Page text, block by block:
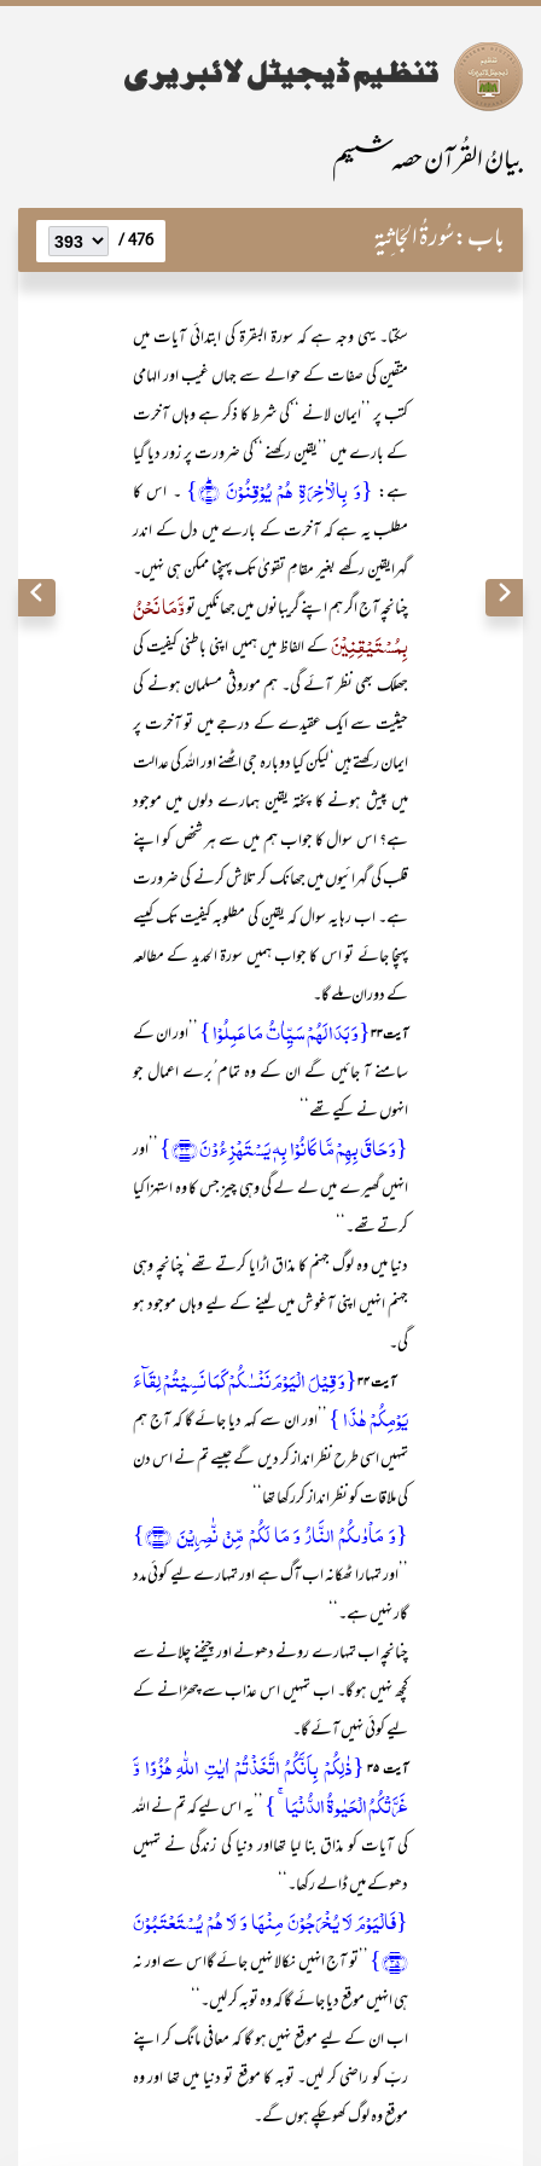
بیانُ القُرآن حصہ ششم
باب:سُورۃُ الجَاثِیۃ 476 /
سکتا۔ یہی وجہ ہے کہ سورۃ البقرۃ کی ابتدائی آیات میں
متقین کی صفات کے حوالے سے جہاں غیب اور الہامی
کتب پر ’’ایمان لانے ‘‘کی شرط کا ذکر ہے وہاں آخرت
کے بارے میں ’’یقین رکھنے ‘‘کی ضرورت پر زور دیا گیا
ہے: {وَ بِالۡاٰخِرَۃِ ہُمۡ یُوۡقِنُوۡنَ ؕ﴿۴﴾}
۔ اس کا
مطلب یہ ہے کہ آخرت کے بارے میں دل کے اندر
گہرایقین رکھے بغیر مقامِ تقویٰ تک پہنچنا ممکن ہی نہیں۔
چنانچہ آج اگر ہم اپنے گریبانوں میں جھانکیں تووَّمَا نَحْنُ
بِمُسْتَیْقِنِیْنَکے الفاظ میں ہمیں اپنی باطنی کیفیت کی
جھلک بھی نظر آئے گی۔ ہم موروثی مسلمان ہونے کی
حیثیت سے ایک عقیدے کے درجے میں تو آخرت پر
ایمان رکھتے ہیں‘ لیکن کیا دوبارہ جی اٹھنے اور اللہ کی عدالت
میں پیش ہونے کا پختہ یقین ہمارے دلوں میں موجود
ہے؟ اس سوال کا جواب ہم میں سے ہر شخص کو اپنے
قلب کی گہرائیوں میں جھانک کر تلاش کرنے کی ضرورت
ہے۔ اب رہا یہ سوال کہ یقین کی مطلوبہ کیفیت تک کیسے
پہنچا جائے تو اس کا جواب ہمیں سورۃ الحدید کے مطالعہ
کے دوران ملے گا۔
آیت ۳۳ {وَ بَدَا لَہُمۡ سَیِّاٰتُ مَا عَمِلُوۡا } ’’اور ان کے
سامنے آ جائیں گے ان کے وہ تمام ُبرے اعمال جو
انہوں نے کیے تھے‘‘
{وَ حَاقَ بِہِمۡ مَّا کَانُوۡا بِہٖ یَسۡتَہۡزِءُوۡنَ ﴿۳۳﴾}
’’اور
انہیں گھیرے میں لے لے گی وہی چیز جس کا وہ استہزا کیا
کرتے تھے۔‘‘
دنیا میں وہ لوگ جہنم کا مذاق اڑایا کرتے تھے‘ چنانچہ وہی
جہنم انہیں اپنی آغوش میں لینے کے لیے وہاں موجود ہو
گی۔
آیت ۳۴ {وَ قِیۡلَ الۡیَوۡمَ نَنۡسٰکُمۡ کَمَا نَسِیۡتُمۡ لِقَآءَ
یَوۡمِکُمۡ ہٰذَا } ’’اور ان سے کہہ دیا جائے گا کہ آج ہم
تمہیں اسی طرح نظر انداز کر دیں گے جیسے تم نے اس دن
کی ملاقات کو نظر انداز کررکھا تھا‘‘
{وَ مَاۡوٰىکُمُ النَّارُ وَ مَا لَکُمۡ مِّنۡ نّٰصِرِیۡنَ ﴿۳۴﴾}
’’اور تمہارا ٹھکانہ اب آگ ہے اور تمہارے لیے کوئی مدد
گار نہیں ہے۔‘‘
چنانچہ اب تمہارے رونے دھونے اور چیخنے چلانے سے
کچھ نہیں ہو گا۔ اب تمہیں اس عذاب سے چھڑانے کے
لیے کوئی نہیں آئے گا۔
آیت ۳۵
{ذٰلِکُمۡ بِاَنَّکُمُ اتَّخَذۡتُمۡ اٰیٰتِ اللّٰہِ ہُزُوًا وَّ
غَرَّتۡکُمُ الۡحَیٰوۃُ الدُّنۡیَا ۚ } ’’یہ اس لیے کہ تم نے اللہ
کی آیات کو مذاق بنا لیا تھااور دنیا کی زندگی نے تمہیں
دھوکے میں ڈالے رکھا۔‘‘
{فَالۡیَوۡمَ لَا یُخۡرَجُوۡنَ مِنۡہَا وَ لَا ہُمۡ یُسۡتَعۡتَبُوۡنَ
﴿۳۵﴾}
’’تو آج انہیں نکالا نہیں جائے گااس سے اور نہ
ہی انہیں موقع دیا جائے گا کہ وہ توبہ کر لیں۔‘‘
اب ان کے لیے موقع نہیں ہو گا کہ معافی مانگ کر اپنے
ربّ کو راضی کر لیں۔ توبہ کا موقع تو دنیا میں تھا اور وہ
موقع وہ لوگ کھو چکے ہوں گے۔